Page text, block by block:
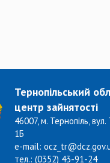
Тернопільський
центр зайнятості
46007, м. Тернопіль,
1Б
e-mail:
тел.: (0352) 43-91-24